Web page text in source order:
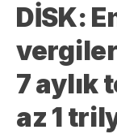
DİSK:
7 aylık
az 1